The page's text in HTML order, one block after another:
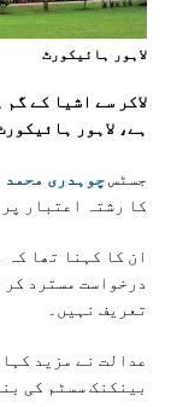
لاہور ہائیکورٹ
لاکر سے اشیا کے
ہے، لاہور
جسٹسچوہدری محمد
کا رشتہ اعتبار پر
ان کا کہنا تھا
درخواست مسترد
تعریف نہیں۔
عدالت نے مزید
بینکنک سسٹم کی